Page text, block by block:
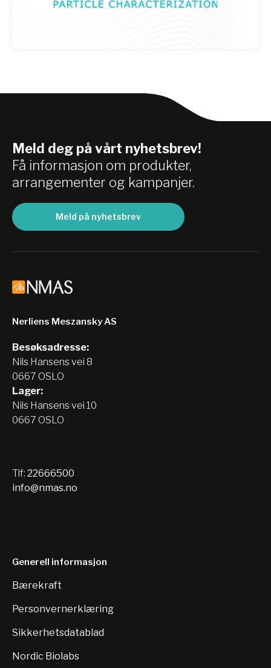
Meld deg på vårt nyhetsbrev!
Få informasjon om produkter,
arrangementer og kampanjer.
Meld på nyhetsbrev
Nerliens Meszansky AS
Besøksadresse:
Nils Hansens vei 8
0667 OSLO
Lager:
Nils Hansens vei 10
0667 OSLO
Tlf: 22666500
info@nmas.no
Generell informasjon
Bærekraft
Personvernerklæring
Sikkerhetsdatablad
Nordic Biolabs